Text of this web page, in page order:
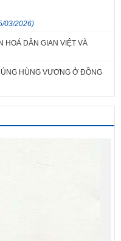
03/2026)
HOÁ DÂN GIAN VIỆT VÀ
HÙNG VƯƠNG Ở ĐỒNG